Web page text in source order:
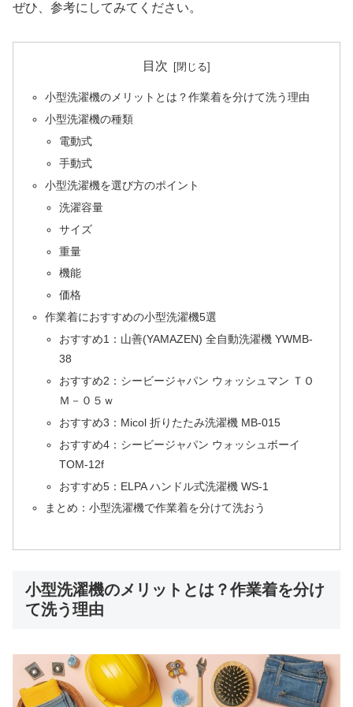
ぜひ、参考にしてみてください。
目次
小型洗濯機のメリットとは？作業着を分けて洗う理由
小型洗濯機の種類
電動式
手動式
小型洗濯機を選び方のポイント
洗濯容量
サイズ
重量
機能
価格
作業着におすすめの小型洗濯機5選
おすすめ1：山善(YAMAZEN) 全自動洗濯機 YWMB-
38
おすすめ2：シービージャパン ウォッシュマン ＴＯ
Ｍ－０５ｗ
おすすめ3：Micol 折りたたみ洗濯機 MB-015
おすすめ4：シービージャパン ウォッシュボーイ
TOM-12f
おすすめ5：ELPA ハンドル式洗濯機 WS-1
まとめ：小型洗濯機で作業着を分けて洗おう
小型洗濯機のメリットとは？作業着を分け
て洗う理由